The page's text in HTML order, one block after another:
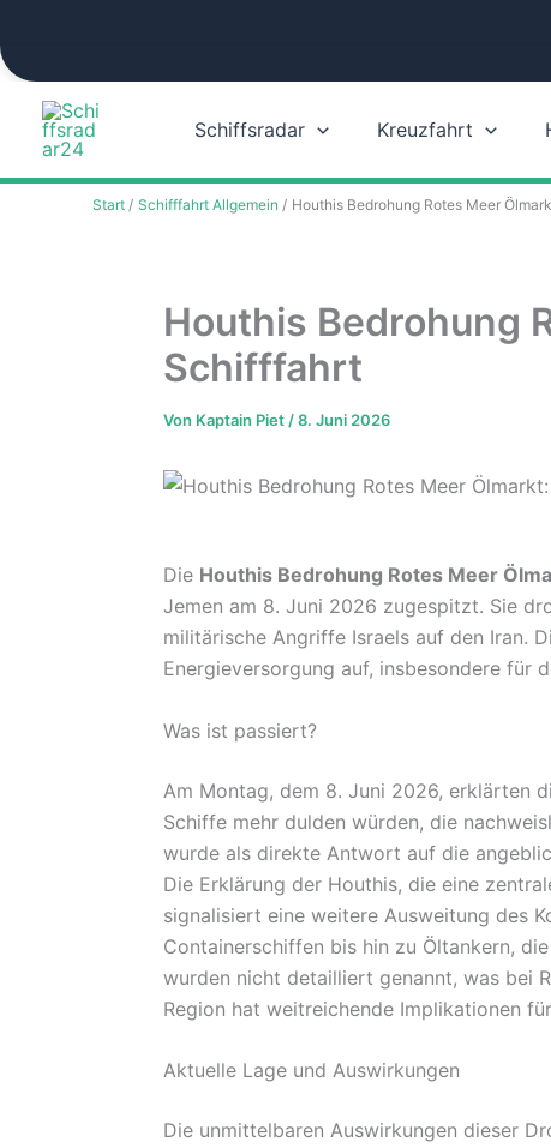
Zum
springen
Schiffsradar Kreuzfahrt
Start Schifffahrt Allgemein Houthis Bedrohung Rotes Meer
Houthis Bedrohung
Schifffahrt
Von Kaptain Piet /8. Juni 2026
Die Houthis Bedrohung Rotes Meer
Jemen am 8. Juni 2026 zugespitzt. Sie
militärische Angriffe Israels auf den Iran.
Energieversorgung auf, insbesondere für
Was ist passiert?
Am Montag, dem 8. Juni 2026, erklärten
Schiffe mehr dulden würden, die
wurde als direkte Antwort auf die
Die Erklärung der Houthis, die eine
signalisiert eine weitere Ausweitung des
Containerschiffen bis hin zu Öltankern,
wurden nicht detailliert genannt, was bei
Region hat weitreichende Implikationen
Aktuelle Lage und Auswirkungen
Die unmittelbaren Auswirkungen dieser